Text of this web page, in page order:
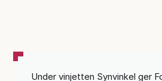
Under vinjetten Synvinkel ger